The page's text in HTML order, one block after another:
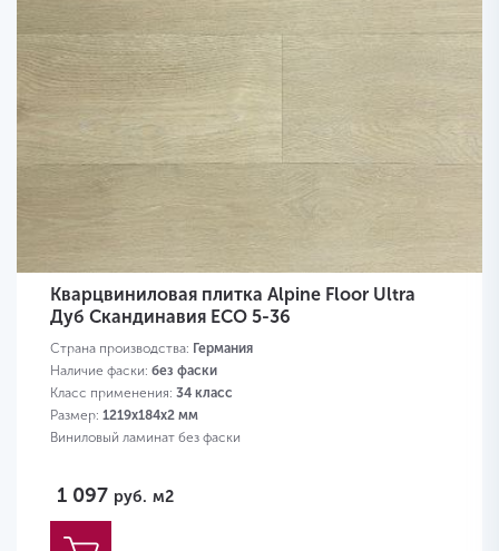
Кварцвиниловая плитка Alpine Floor Ultra
Дуб Скандинавия ЕСО 5-36
Страна производства: Германия
Наличие фаски: без фаски
Класс применения: 34 класс
Размер: 1219х184х2 мм
Виниловый ламинат без фаски
1 097 руб. м2